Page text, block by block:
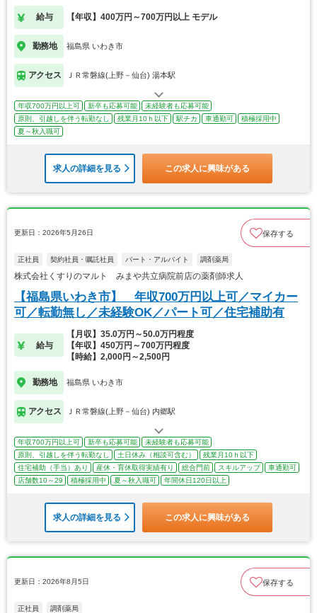
給与 【年収】400万円～700万円以上 モデル
勤務地 福島県 いわき市
アクセス ＪＲ常磐線(上野－仙台) 湯本駅
年収700万円以上可 新卒も応募可能
未経験者も応募可能
原則、引越しを伴う転勤なし
残業月10ｈ以下 駅チカ 車通勤可
積極採用中
夏～秋入職可
求人の詳細を見る この求人に興味がある
更新日：2026年5月26日 保存する
正社員 契約社員・嘱託社員 パート・アルバイト 調剤薬局
株式会社くすりのマルト みまや共立病院前店の薬剤師求人
【福島県いわき市】 年収700万円以上可／マイカー
可／転勤無し／未経験OK／パート可／住宅補助有
給与
【月収】35.0万円～50.0万円程度
【年収】450万円～700万円程度
【時給】2,000円～2,500円
勤務地 福島県 いわき市
アクセス ＪＲ常磐線(上野－仙台) 内郷駅
年収700万円以上可 新卒も応募可能
未経験者も応募可能
原則、引越しを伴う転勤なし
土日休み（相談可含む）
残業月10ｈ以下
住宅補助（手当）あり
産休・育休取得実績有り 総合門前 スキルアップ
車通勤可
店舗数10～29
積極採用中 夏～秋入職可 年間休日120日以上
求人の詳細を見る この求人に興味がある
更新日：2026年8月5日 保存する
正社員 調剤薬局